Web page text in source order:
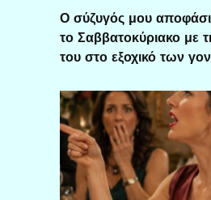
Ο σύζυγός μου
το Σαββατοκύριακο με
του στο εξοχικό των